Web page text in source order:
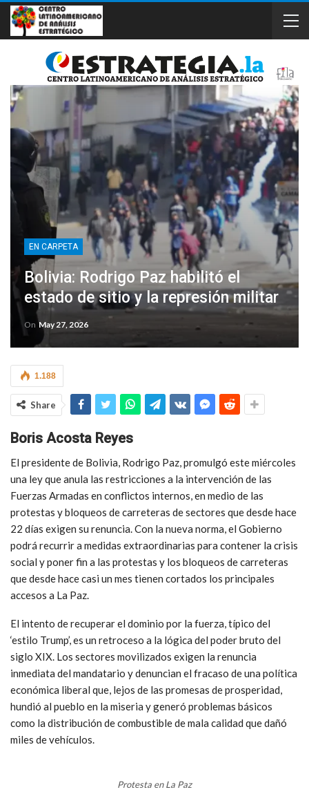
EN CARPETA
Bolivia: Rodrigo Paz habilitó el
estado de sitio y la represión militar
On May 27, 2026
1.188
Share
Boris Acosta Reyes
El presidente de Bolivia, Rodrigo Paz, promulgó este miércoles
una ley que anula las restricciones a la intervención de las
Fuerzas Armadas en conflictos internos, en medio de las
protestas y bloqueos de carreteras de sectores que desde hace
22 días exigen su renuncia. Con la nueva norma, el Gobierno
podrá recurrir a medidas extraordinarias para contener la crisis
social y poner fin a las protestas y los bloqueos de carreteras
que desde hace casi un mes tienen cortados los principales
accesos a La Paz.
El intento de recuperar el dominio por la fuerza, típico del
‘estilo Trump’, es un retroceso a la lógica del poder bruto del
siglo XIX. Los sectores movilizados exigen la renuncia
inmediata del mandatario y denuncian el fracaso de una política
económica liberal que, lejos de las promesas de prosperidad,
hundió al pueblo en la miseria y generó problemas básicos
como la distribución de combustible de mala calidad que dañó
miles de vehículos.
Protesta en La Paz